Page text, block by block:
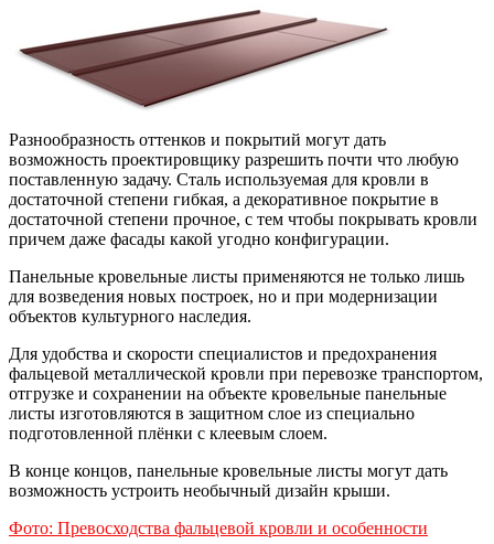
Разнообразность оттенков и покрытий могут дать
возможность проектировщику разрешить почти что любую
поставленную задачу. Сталь используемая для кровли в
достаточной степени гибкая, а декоративное покрытие в
достаточной степени прочное, с тем чтобы покрывать кровли
причем даже фасады какой угодно конфигурации.
Панельные кровельные листы применяются не только лишь
для возведения новых построек, но и при модернизации
объектов культурного наследия.
Для удобства и скорости специалистов и предохранения
фальцевой металлической кровли при перевозке транспортом,
отгрузке и сохранении на объекте кровельные панельные
листы изготовляются в защитном слое из специально
подготовленной плёнки с клеевым слоем.
В конце концов, панельные кровельные листы могут дать
возможность устроить необычный дизайн крыши.
Фото: Превосходства фальцевой кровли и особенности